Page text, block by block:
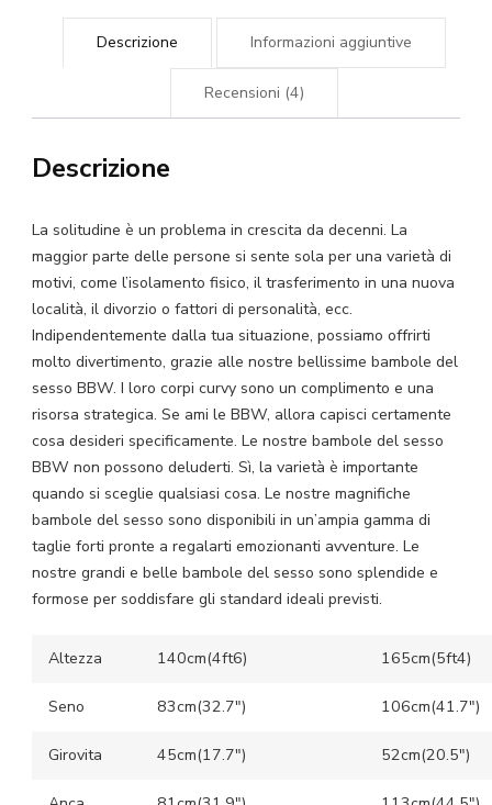
Bambola
quantità
Descrizione Informazioni aggiuntive
Recensioni (4)
Descrizione
La solitudine è un problema in crescita da decenni. La
maggior parte delle persone si sente sola per una varietà di
motivi, come l’isolamento fisico, il trasferimento in una nuova
località, il divorzio o fattori di personalità, ecc.
Indipendentemente dalla tua situazione, possiamo offrirti
molto divertimento, grazie alle nostre bellissime bambole del
sesso BBW. I loro corpi curvy sono un complimento e una
risorsa strategica. Se ami le BBW, allora capisci certamente
cosa desideri specificamente. Le nostre bambole del sesso
BBW non possono deluderti. Sì, la varietà è importante
quando si sceglie qualsiasi cosa. Le nostre magnifiche
bambole del sesso sono disponibili in un’ampia gamma di
taglie forti pronte a regalarti emozionanti avventure. Le
nostre grandi e belle bambole del sesso sono splendide e
formose per soddisfare gli standard ideali previsti.
Altezza 140cm(4ft6) 165cm(5ft4)
Seno 83cm(32.7″) 106cm(41.7″)
Girovita 45cm(17.7″) 52cm(20.5″)